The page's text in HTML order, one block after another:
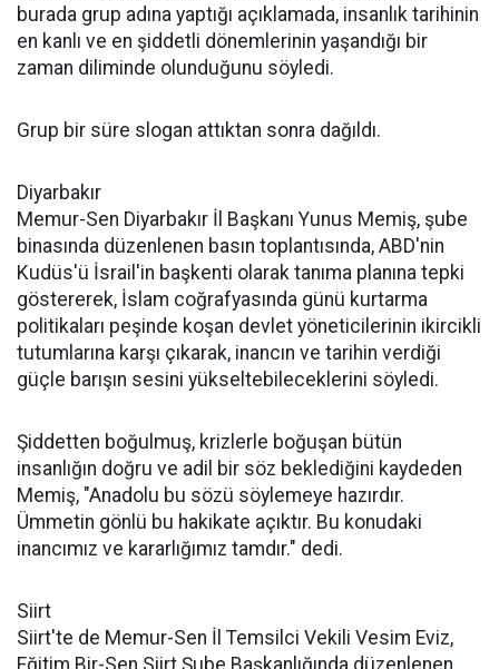
burada grup adına yaptığı açıklamada, insanlık tarihinin
en kanlı ve en şiddetli dönemlerinin yaşandığı bir
zaman diliminde olunduğunu söyledi.
Grup bir süre slogan attıktan sonra dağıldı.
Diyarbakır
Memur-Sen Diyarbakır İl Başkanı Yunus Memiş, şube
binasında düzenlenen basın toplantısında, ABD'nin
Kudüs'ü İsrail'in başkenti olarak tanıma planına tepki
göstererek, İslam coğrafyasında günü kurtarma
politikaları peşinde koşan devlet yöneticilerinin ikircikli
tutumlarına karşı çıkarak, inancın ve tarihin verdiği
güçle barışın sesini yükseltebileceklerini söyledi.
Şiddetten boğulmuş, krizlerle boğuşan bütün
insanlığın doğru ve adil bir söz beklediğini kaydeden
Memiş, "Anadolu bu sözü söylemeye hazırdır.
Ümmetin gönlü bu hakikate açıktır. Bu konudaki
inancımız ve kararlığımız tamdır." dedi.
Siirt
Siirt'te de Memur-Sen İl Temsilci Vekili Vesim Eviz,
Eğitim Bir-Sen Siirt Şube Başkanlığında düzenlenen